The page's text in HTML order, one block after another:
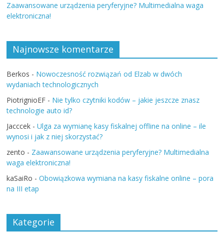
Zaawansowane urządzenia peryferyjne? Multimedialna waga
elektroniczna!
Najnowsze komentarze
Berkos - Nowoczesność rozwiązań od Elzab w dwóch
wydaniach technologicznych
PiotrignioEF - Nie tylko czytniki kodów – jakie jeszcze znasz
technologie auto id?
Jacccek -Ulga za wymianę kasy fiskalnej offline na online – ile
wynosi i jak z niej skorzystać?
zento - Zaawansowane urządzenia peryferyjne? Multimedialna
waga elektroniczna!
kaSaiRo -Obowiązkowa wymiana na kasy fiskalne online – pora
na III etap
Kategorie